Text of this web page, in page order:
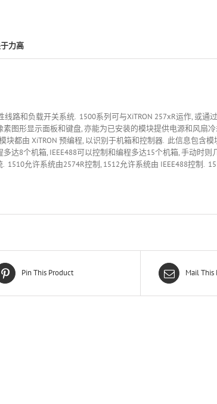
力高
路和负载开关系统. 1500系列可与XiTRON 257xR运作, 或通
图形显示面板和键盘, 亦能为已安装的模块提供电源和风扇
都由 XiTRON 预编程, 以识别于机箱和控制器. 此信息包含模
达8个机箱, IEEE488可以控制和编程多达15个机箱, 手动时则
允许系统由2574R控制, 1512允许系统由 IEEE488控制.
Pin This Product Mail This